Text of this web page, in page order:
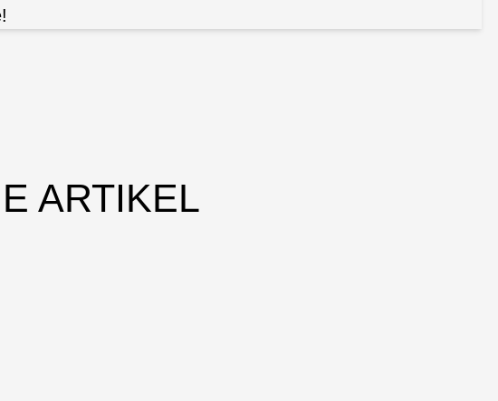
ARTIKEL